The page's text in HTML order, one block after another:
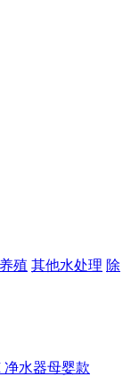
殖 其他水处理 除
净水器母婴款